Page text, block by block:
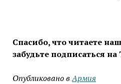
Спасибо, что читаете
забудьте подписаться
Опубликовано в Армия